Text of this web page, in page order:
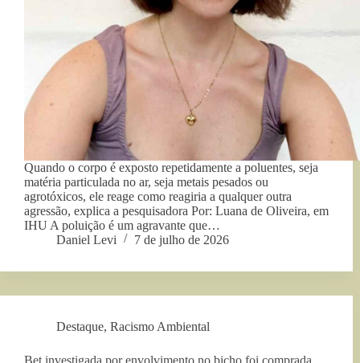
Quando o corpo é exposto repetidamente a poluentes, seja
matéria particulada no ar, seja metais pesados ou
agrotóxicos, ele reage como reagiria a qualquer outra
agressão, explica a pesquisadora Por: Luana de Oliveira, em
IHU A poluição é um agravante que…
Daniel Levi
7 de julho de 2026
Destaque, Racismo Ambiental
Bet investigada por envolvimento no bicho foi comprada